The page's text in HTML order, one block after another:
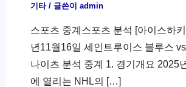
기타/ 글쓴이 admin
스포츠 중계스포츠 분석 [아이스하
년11월16일 세인트루이스 블루스
나이츠 분석 중계 1. 경기개요 2025
에 열리는 NHL의 […]